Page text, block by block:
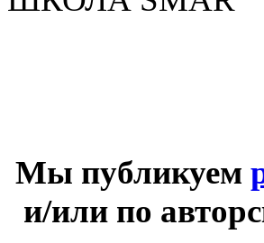
Мы публикуем
и/или по